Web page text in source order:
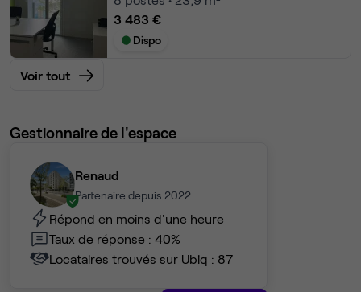
3 483 €
Dispo
Voir tout
Gestionnaire de l'espace
Renaud
Partenaire depuis 2022
Répond en moins d'une heure
Taux de réponse : 40%
Locataires trouvés sur Ubiq : 87